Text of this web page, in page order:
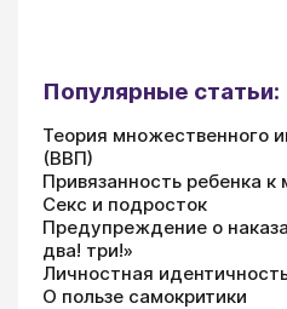
Популярные статьи:
Теория множественного
(ВВП)
Привязанность ребенка к
Секс и подросток
Предупреждение о
два! три!»
Личностная
О пользе самокритики